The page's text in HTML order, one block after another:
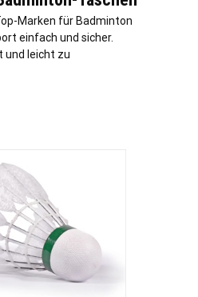
Marken für Badminton
einfach und sicher.
und leicht zu